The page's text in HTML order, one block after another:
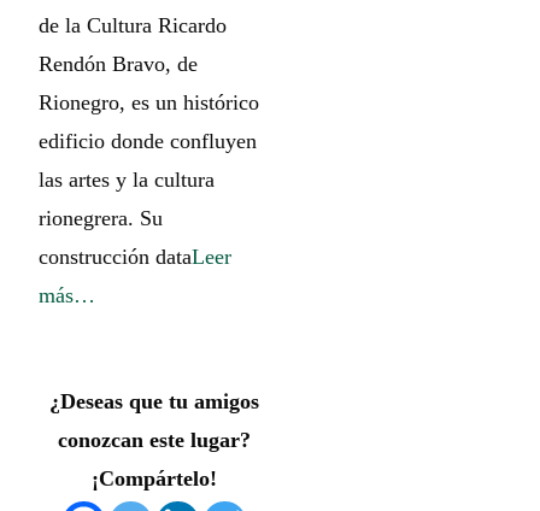
de la Cultura Ricardo
Rendón Bravo, de
Rionegro, es un histórico
edificio donde confluyen
las artes y la cultura
rionegrera. Su
construcción dataLeer
más…
¿Deseas que tu amigos
conozcan este lugar?
¡Compártelo!